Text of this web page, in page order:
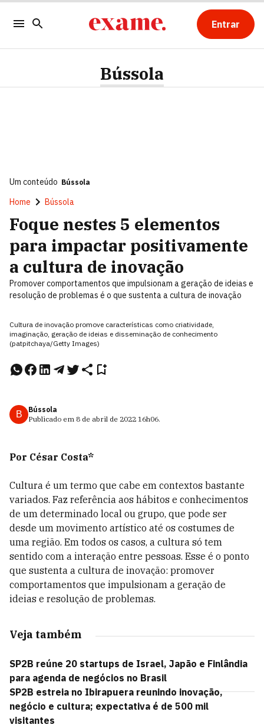
Entrar
Bússola
Um conteúdo Bússola
Home Bússola
Foque nestes 5 elementos
para impactar positivamente
a cultura de inovação
Promover comportamentos que impulsionam a geração de ideias e
resolução de problemas é o que sustenta a cultura de inovação
Cultura de inovação promove características como criatividade,
imaginação, geração de ideias e disseminação de conhecimento
(patpitchaya/Getty Images)
B
Bússola
Publicado em 8 de abril de 2022 16h06.
Por César Costa*
Cultura é um termo que cabe em contextos bastante
variados. Faz referência aos hábitos e conhecimentos
de um determinado local ou grupo, que pode ser
desde um movimento artístico até os costumes de
uma região. Em todos os casos, a cultura só tem
sentido com a interação entre pessoas. Esse é o ponto
que sustenta a cultura de inovação: promover
comportamentos que impulsionam a geração de
ideias e resolução de problemas.
Veja também
SP2B reúne 20 startups de Israel, Japão e Finlândia
para agenda de negócios no Brasil
SP2B estreia no Ibirapuera reunindo inovação,
negócio e cultura; expectativa é de 500 mil
visitantes